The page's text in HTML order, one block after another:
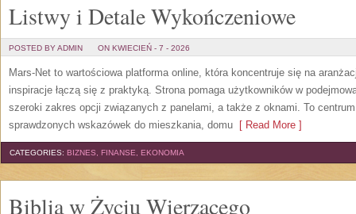
Listwy i Detale Wykończeniowe
POSTED BY ADMIN ON KWIECIEŃ - 7 - 2026
Mars-Net to wartościowa platforma online, która koncentruje się na
inspiracje łączą się z praktyką. Strona pomaga użytkowników w
szeroki zakres opcji związanych z panelami, a także z oknami. To
sprawdzonych wskazówek do mieszkania, domu [ Read More ]
CATEGORIES: BIZNES, FINANSE, EKONOMIA
Biblia w Życiu Wierzącego